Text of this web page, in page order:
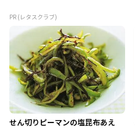
PR (レタスクラブ)
せん切りピーマンの塩昆布あえ